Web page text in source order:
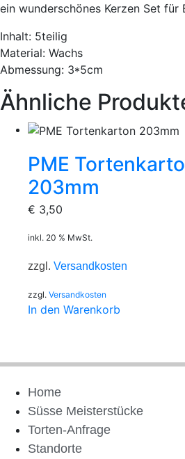
ein wunderschönes Kerzen Set für
Inhalt: 5teilig
Material: Wachs
Abmessung: 3*5cm
Ähnliche
PME
203mm
€ 3,50
inkl. 20 % MwSt.
zzgl. Versandkosten
zzgl. Versandkosten
In den Warenkorb
Home
Süsse Meisterstücke
Torten-Anfrage
Standorte